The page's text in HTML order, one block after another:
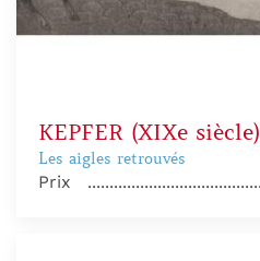
KEPFER (XIXe siècle)
Les aigles retrouvés
Prix